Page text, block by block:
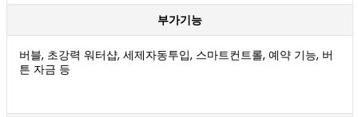
부가기능
버블, 초강력 워터샵, 세제자동투입, 스마트컨트롤, 예약 기능, 버
튼 자금 등